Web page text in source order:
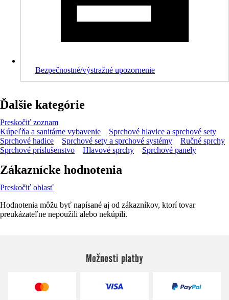
Bezpečnostné/výstražné upozornenie
Ďalšie kategórie
Preskočiť zoznam
Kúpeľňa a sanitárne vybavenie
Sprchové hlavice a sprchové sety
Sprchové hadice
Sprchové sety a sprchové systémy
Ručné sprchy
Sprchové príslušenstvo
Hlavové sprchy Sprchové panely
Zákaznícke hodnotenia
Preskočiť oblasť
Hodnotenia môžu byť napísané aj od zákazníkov, ktorí tovar
preukázateľne nepoužili alebo nekúpili.
Možnosti platby